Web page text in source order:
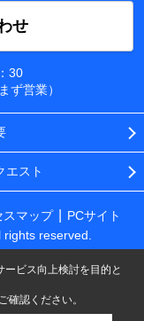
せ
30
ず営業）
エスト
スマップ
PCサイト
reserved.
ビス向上検討を目的と
確認ください。